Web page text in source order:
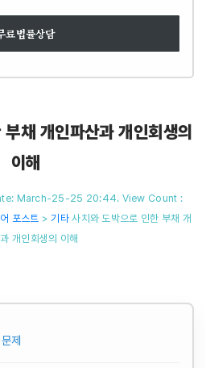
료법률상담
채 개인파산과 개인회생의
이해
March-25-25 20:44. View Count :
포스트 >기타사치와 도박으로 인한 부채 개
개인회생의 이해
제